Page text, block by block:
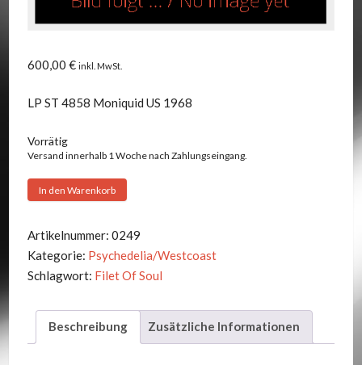
600,00 € inkl. MwSt.
LP ST 4858 Moniquid US 1968
Vorrätig
Versand innerhalb 1 Woche nach Zahlungseingang.
Filet
Soul
-
Freedom
In den Warenkorb
Artikelnummer: 0249
Kategorie: Psychedelia/Westcoast
Schlagwort: Filet Of Soul
Beschreibung Zusätzliche Informationen